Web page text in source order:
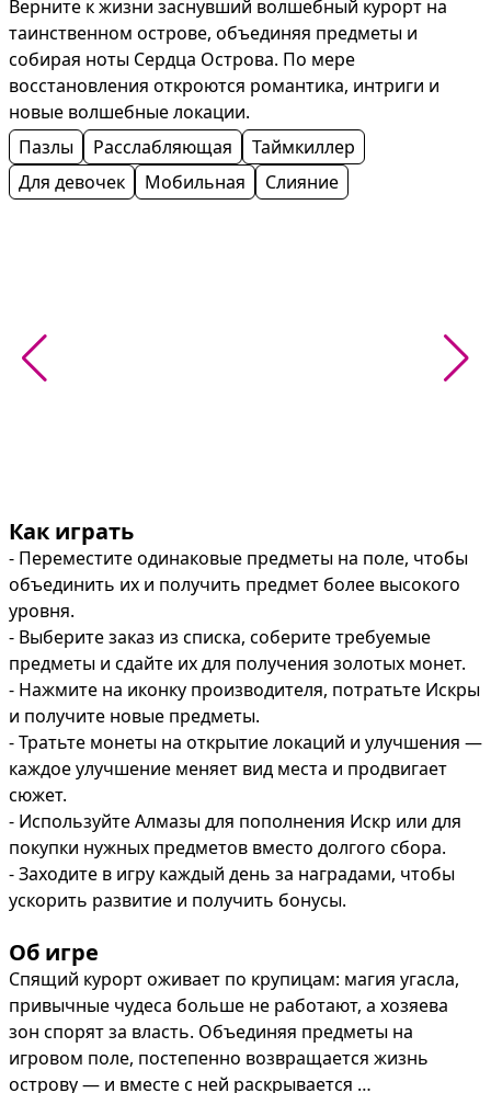
Верните к жизни заснувший волшебный курорт на
таинственном острове, объединяя предметы и
собирая ноты Сердца Острова. По мере
восстановления откроются романтика, интриги и
новые волшебные локации.
Пазлы
Расслабляющая
Таймкиллер
Для девочек
Мобильная Слияние
Как играть
- Переместите одинаковые предметы на поле, чтобы
объединить их и получить предмет более высокого
уровня.
- Выберите заказ из списка, соберите требуемые
предметы и сдайте их для получения золотых монет.
- Нажмите на иконку производителя, потратьте Искры
и получите новые предметы.
- Тратьте монеты на открытие локаций и улучшения —
каждое улучшение меняет вид места и продвигает
сюжет.
- Используйте Алмазы для пополнения Искр или для
покупки нужных предметов вместо долгого сбора.
- Заходите в игру каждый день за наградами, чтобы
ускорить развитие и получить бонусы.
Об игре
Спящий курорт оживает по крупицам: магия угасла,
привычные чудеса больше не работают, а хозяева
зон спорят за власть. Объединяя предметы на
игровом поле, постепенно возвращается жизнь
острову — и вместе с ней раскрывается